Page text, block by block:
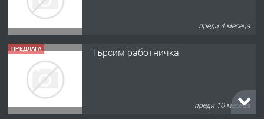
преди 4 месеца
ПРЕДЛАГА Търсим работничка
преди 10 месеца